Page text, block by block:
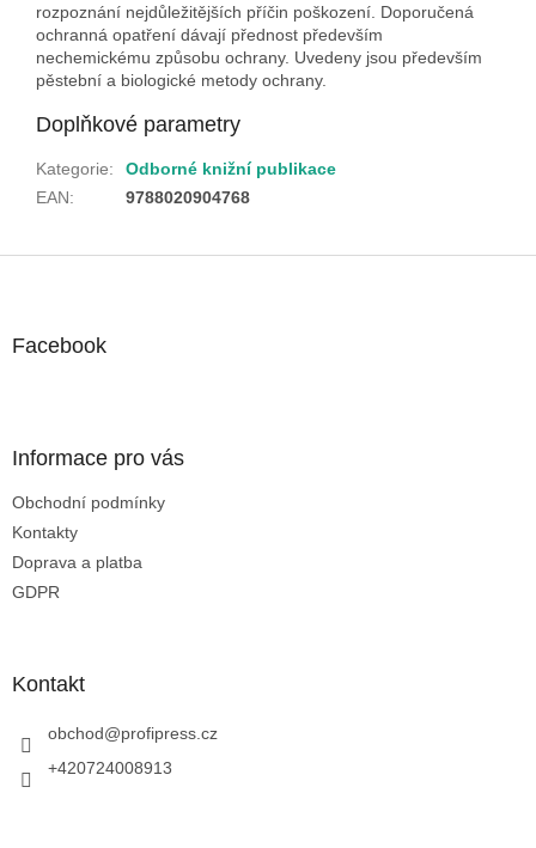
rozpoznání nejdůležitějších příčin poškození. Doporučená
ochranná opatření dávají přednost především
nechemickému způsobu ochrany. Uvedeny jsou především
pěstební a biologické metody ochrany.
Doplňkové parametry
Kategorie:
Odborné knižní publikace
EAN: 9788020904768
Facebook
Informace pro vás
Obchodní podmínky
Kontakty
Doprava a platba
GDPR
Kontakt
obchod@profipress.cz
+420724008913